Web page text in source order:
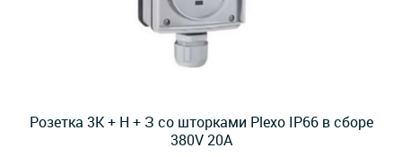
Розетка 3К + Н + З со шторками Plexo IP66 в сборе
380V 20А